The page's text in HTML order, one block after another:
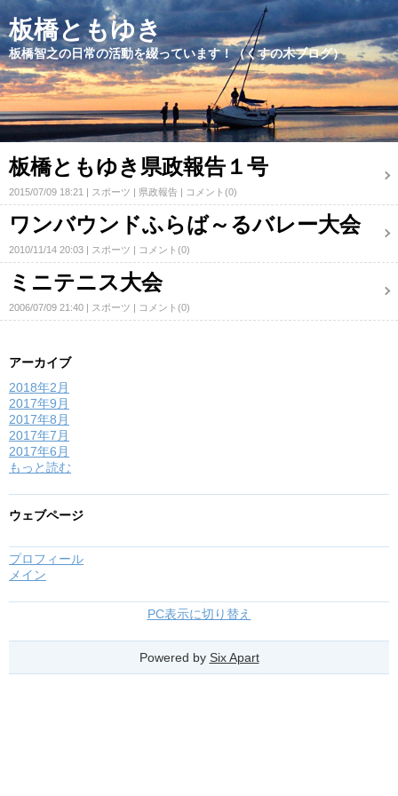
板橋ともゆき
板橋智之の日常の活動を綴っています！（くすの木ブログ）
板橋ともゆき県政報告１号
2015/07/09 18:21 スポーツ 県政報告 コメント(0)
ワンバウンドふらば～るバレー大会
2010/11/14 20:03 スポーツ コメント(0)
ミニテニス大会
2006/07/09 21:40 スポーツ コメント(0)
アーカイブ
2018年2月
2017年9月
2017年8月
2017年7月
2017年6月
もっと読む
ウェブページ
プロフィール
メイン
PC表示に切り替え
Powered by Six Apart